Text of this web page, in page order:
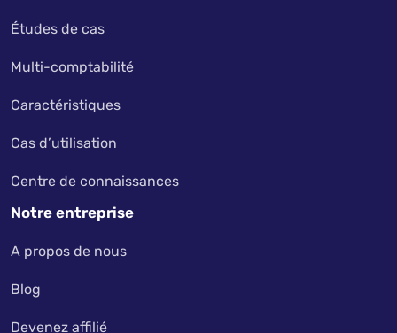
Études de cas
Multi-comptabilité
Caractéristiques
Cas d’utilisation
Centre de connaissances
Notre entreprise
A propos de nous
Blog
Devenez affilié